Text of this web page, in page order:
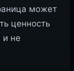
может
ценность
и не